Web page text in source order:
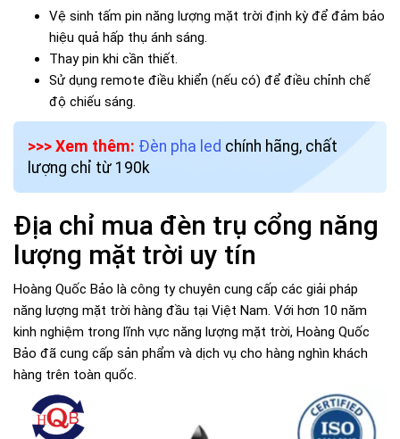
Vệ sinh tấm pin năng lượng mặt trời định kỳ để đảm bảo
hiệu quả hấp thụ ánh sáng.
Thay pin khi cần thiết.
Sử dụng remote điều khiển (nếu có) để điều chỉnh chế
độ chiếu sáng.
>>> Xem thêm: Đèn pha led chính hãng, chất
lượng chỉ từ 190k
Địa chỉ mua đèn trụ cổng năng
lượng mặt trời uy tín
Hoàng Quốc Bảo là công ty chuyên cung cấp các giải pháp
năng lượng mặt trời hàng đầu tại Việt Nam. Với hơn 10 năm
kinh nghiệm trong lĩnh vực năng lượng mặt trời, Hoàng Quốc
Bảo đã cung cấp sản phẩm và dịch vụ cho hàng nghìn khách
hàng trên toàn quốc.